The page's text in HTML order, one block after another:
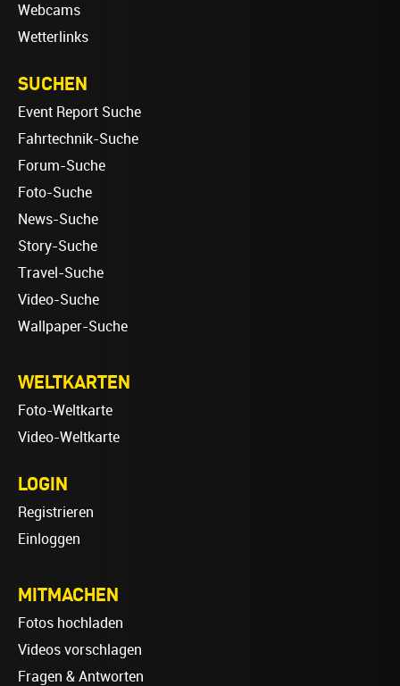
Webcams
Wetterlinks
SUCHEN
Event Report Suche
Fahrtechnik-Suche
Forum-Suche
Foto-Suche
News-Suche
Story-Suche
Travel-Suche
Video-Suche
Wallpaper-Suche
WELTKARTEN
Foto-Weltkarte
Video-Weltkarte
LOGIN
Registrieren
Einloggen
MITMACHEN
Fotos hochladen
Videos vorschlagen
Fragen & Antworten